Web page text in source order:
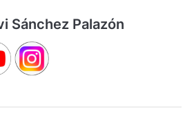
Sánchez Palazón